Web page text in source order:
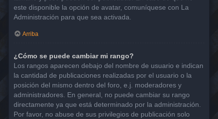
este disponible la opción de avatar, comuníquese con La
Administración para que sea activada.
Arriba
¿Cómo se puede cambiar mi rango?
Los rangos aparecen debajo del nombre de usuario e indican
la cantidad de publicaciones realizadas por el usuario o la
posición del mismo dentro del foro, e.j. moderadores y
administradores. En general, no puede cambiar su rango
directamente ya que está determinado por la administración.
Por favor, no abuse de sus privilegios de publicación solo